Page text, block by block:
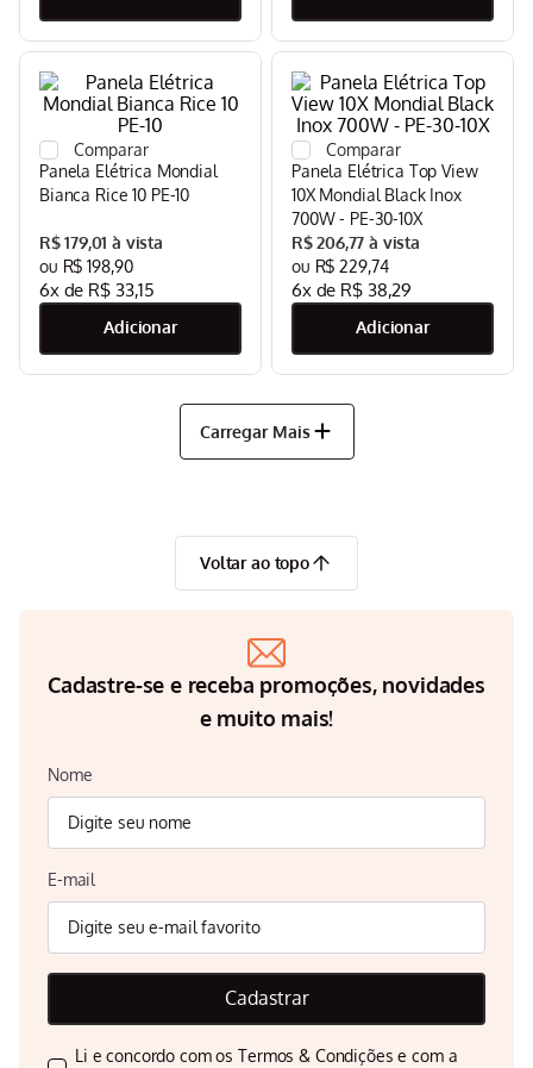
Panela Elétrica Mondial
Bianca Rice 10 PE-10
R$ 179,01
R$ 198,90
6x de R$ 33,15
Panela Elétrica Top View
10X Mondial Black Inox
700W - PE-30-10X
R$ 206,77
R$ 229,74
6x de R$ 38,29
Voltar ao topo
Cadastre-se e receba promoções, novidades
e muito mais!
Nome
E-mail
Cadastrar
Li e concordo com osTermos & Condições e com a